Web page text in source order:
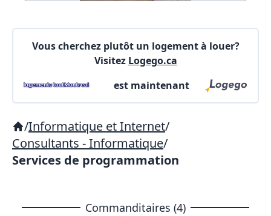
Vous cherchez plutôt un logement à louer?
Visitez Logego.ca
est maintenant
/Informatique et Internet/
Consultants - Informatique/
Services de programmation
Commanditaires (4)